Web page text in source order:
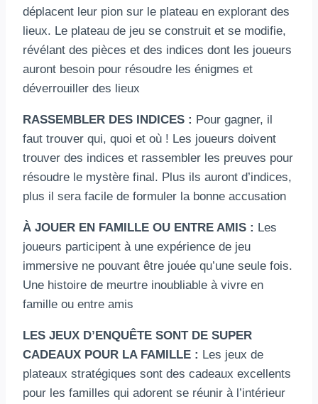
déplacent leur pion sur le plateau en explorant des
lieux. Le plateau de jeu se construit et se modifie,
révélant des pièces et des indices dont les joueurs
auront besoin pour résoudre les énigmes et
déverrouiller des lieux
RASSEMBLER DES INDICES : Pour gagner, il
faut trouver qui, quoi et où ! Les joueurs doivent
trouver des indices et rassembler les preuves pour
résoudre le mystère final. Plus ils auront d’indices,
plus il sera facile de formuler la bonne accusation
À JOUER EN FAMILLE OU ENTRE AMIS : Les
joueurs participent à une expérience de jeu
immersive ne pouvant être jouée qu’une seule fois.
Une histoire de meurtre inoubliable à vivre en
famille ou entre amis
LES JEUX D’ENQUÊTE SONT DE SUPER
CADEAUX POUR LA FAMILLE : Les jeux de
plateaux stratégiques sont des cadeaux excellents
pour les familles qui adorent se réunir à l’intérieur